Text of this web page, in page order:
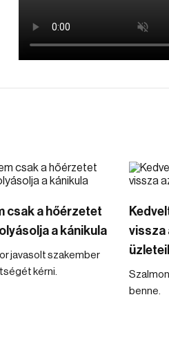
csak a hőérzetet
a kánikula
javasolt szakember
kérni.
vissza
benne.